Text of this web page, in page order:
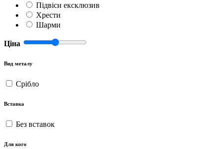
Підвіси ексклюзив
Хрести
Шарми
Ціна
Вид металу
Срібло
Вставка
Без вставок
Для кого